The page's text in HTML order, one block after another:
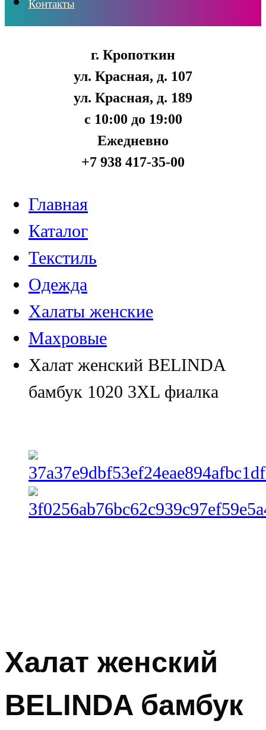
Контакты
г. Кропоткин
ул. Красная, д. 107
ул. Красная, д. 189
с 10:00 до 19:00
Ежедневно
+7 938 417-35-00
Главная
Каталог
Текстиль
Одежда
Халаты женские
Махровые
Халат женский BELINDA
бамбук 1020 3XL фиалка
Халат женский
BELINDA бамбук